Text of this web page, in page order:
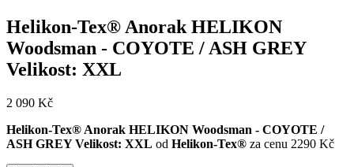
Helikon-Tex® Anorak HELIKON
Woodsman - COYOTE / ASH GREY
Velikost: XXL
2 090 Kč
Helikon-Tex® Anorak HELIKON Woodsman - COYOTE /
ASH GREY Velikost: XXL od Helikon-Tex® za cenu 2290 Kč